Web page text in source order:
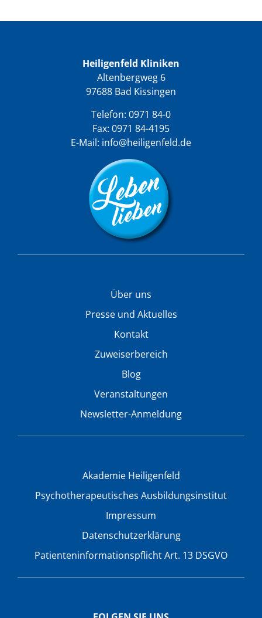
Heiligenfeld Kliniken
Altenbergweg 6
97688 Bad Kissingen
Telefon: 0971 84-0
Fax: 0971 84-4195
E-Mail: info@heiligenfeld.de
Über uns
Presse und Aktuelles
Kontakt
Zuweiserbereich
Blog
Veranstaltungen
Newsletter-Anmeldung
Akademie Heiligenfeld
Psychotherapeutisches Ausbildungsinstitut
Impressum
Datenschutzerklärung
Patienteninformationspflicht Art. 13 DSGVO